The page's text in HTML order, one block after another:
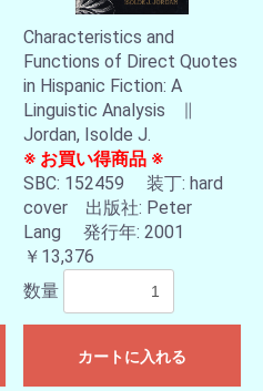
Characteristics and
Functions of Direct Quotes
in Hispanic Fiction: A
Linguistic Analysis ∥
Jordan, Isolde J.
※ お買い得商品 ※
SBC: 152459 装丁: hard
cover 出版社: Peter
Lang 発行年: 2001
￥13,376
数量
カートに入れる